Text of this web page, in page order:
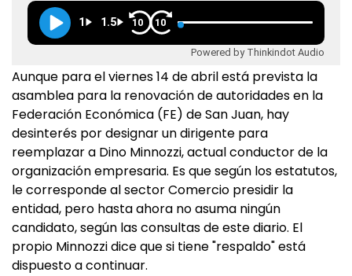
1 1.5 10 10
Powered by Thinkindot Audio
Aunque para el viernes 14 de abril está prevista la
asamblea para la renovación de autoridades en la
Federación Económica (FE) de San Juan, hay
desinterés por designar un dirigente para
reemplazar a Dino Minnozzi, actual conductor de la
organización empresaria. Es que según los estatutos,
le corresponde al sector Comercio presidir la
entidad, pero hasta ahora no asuma ningún
candidato, según las consultas de este diario. El
propio Minnozzi dice que si tiene "respaldo" está
dispuesto a continuar.